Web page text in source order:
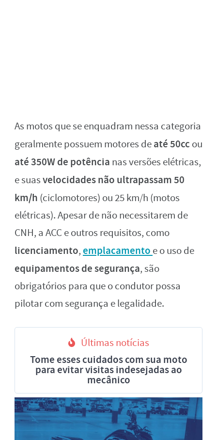
As motos que se enquadram nessa categoria
geralmente possuem motores deaté 50cc ou
até 350W de potência nas versões elétricas,
e suasvelocidades não ultrapassam 50
km/h (ciclomotores) ou 25 km/h (motos
elétricas). Apesar de não necessitarem de
CNH, a ACC e outros requisitos, como
licenciamento,emplacamento e o uso de
equipamentos de segurança, são
obrigatórios para que o condutor possa
pilotar com segurança e legalidade.
Últimas notícias
Tome esses cuidados com sua moto
para evitar visitas indesejadas ao
mecânico